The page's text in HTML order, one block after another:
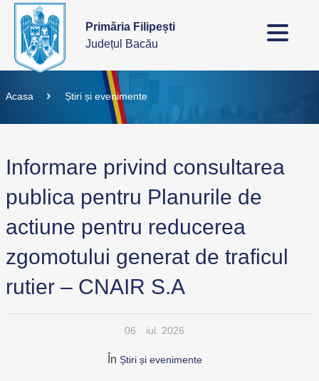
Primăria Filipești
Județul Bacău
Acasa Știri și evenimente
Informare privind consultarea
publica pentru Planurile de
actiune pentru reducerea
zgomotului generat de traficul
rutier – CNAIR S.A
06 iul. 2026
În Știri și evenimente